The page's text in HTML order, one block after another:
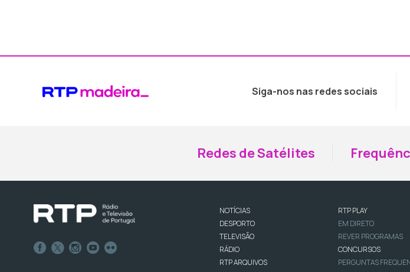
Siga-nos nas redes sociais
Redes de Satélites
NOTÍCIAS
DESPORTO
TELEVISÃO
RÁDIO
RTP ARQUIVOS
RTP PLAY
EM DIRETO
REVER PROGRAMAS
CONCURSOS
PERGUNTAS